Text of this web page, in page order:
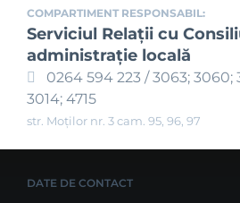
COMPARTIMENT RESPONSABIL:
Serviciul Relaţii cu
administraţie locală
0264 594 223 / 3063; 3060;
3014; 4715
str. Moților nr. 3 cam. 95, 96, 97
DATE DE CONTACT